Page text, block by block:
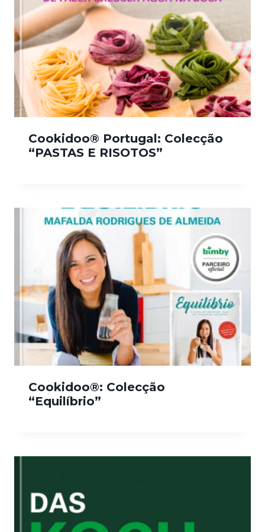
Cookidoo® Portugal: Colecção
“PASTAS E RISOTOS”
Cookidoo®: Colecção
“Equilíbrio”